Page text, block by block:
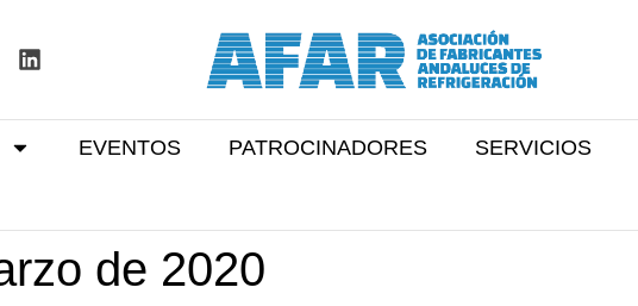
EVENTOS PATROCINADORES SERVICIOS
de 2020